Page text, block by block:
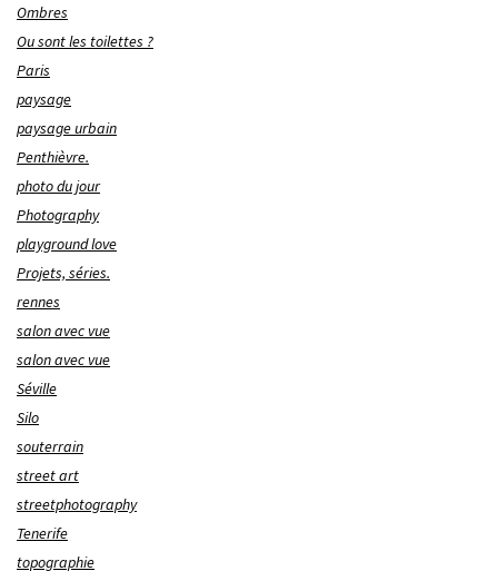
Ombres
Ou sont les toilettes ?
Paris
paysage
paysage urbain
Penthièvre.
photo du jour
Photography
playground love
Projets, séries.
rennes
salon avec vue
salon avec vue
Séville
Silo
souterrain
street art
streetphotography
Tenerife
topographie